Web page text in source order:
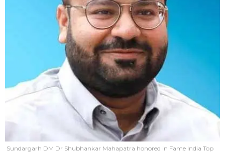
Sundargarh DM Dr Shubhankar Mahapatra honored in Fame India Top